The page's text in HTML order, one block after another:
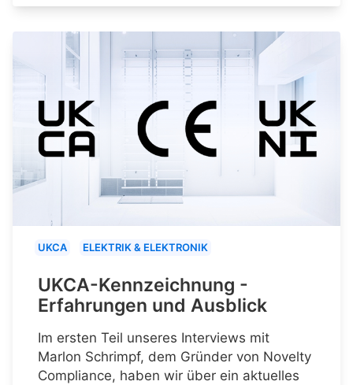
UKCA ELEKTRIK & ELEKTRONIK
UKCA-Kennzeichnung -
Erfahrungen und Ausblick
Im ersten Teil unseres Interviews mit
Marlon Schrimpf, dem Gründer von Novelty
Compliance, haben wir über ein aktuelles